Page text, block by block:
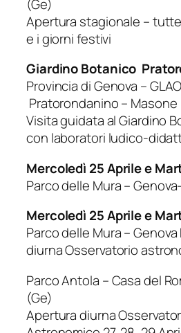
(Ge)
Apertura stagionale –
e i giorni festivi
Giardino Botanico
Provincia di Genova –
Pratorondanino – Masone
Visita guidata al Giardino
con laboratori ludico-
Mercoledì 25 Aprile e
Parco delle Mura –
Mercoledì 25 Aprile e
Parco delle Mura –
diurna Osservatorio
Parco Antola – Casa del
(Ge)
Apertura diurna